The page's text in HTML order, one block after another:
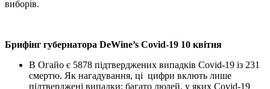
виборів.
Брифінг губернатора DeWine’s Covid-19 10 квітня
В Огайо є 5878 підтверджених випадків Covid-19 із 231
смертю. Як нагадування, ці цифри вклють лише
підтверджені випадки; багато людей, у яких Covid-19